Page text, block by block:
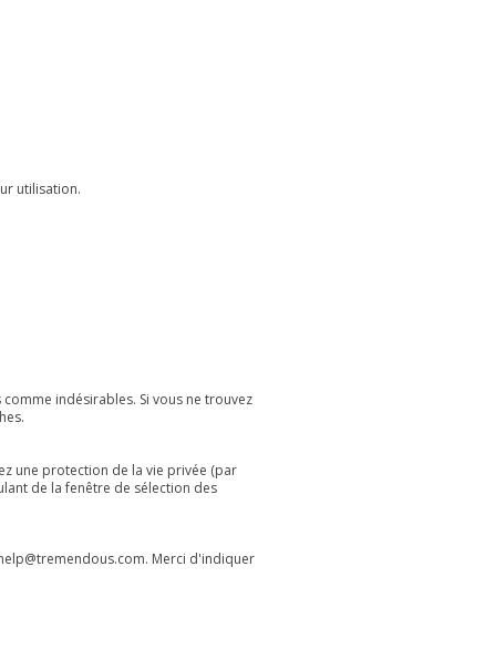
utilisation.
indésirables. Si vous ne trouvez
une protection de la vie privée (par
de la fenêtre de sélection des
. Merci d'indiquer